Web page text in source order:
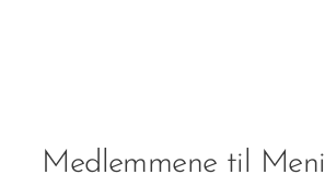
Medlemmene til